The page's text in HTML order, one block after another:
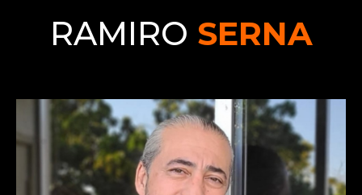
RAMIRO SERNA